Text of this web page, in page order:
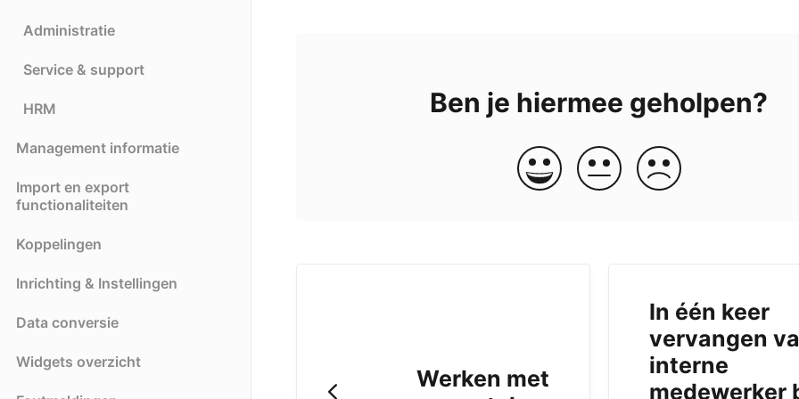
Administratie
Service & support
HRM
Management informatie
Import en export
functionaliteiten
Koppelingen
Inrichting & Instellingen
Data conversie
Widgets overzicht
Ben je hiermee geholpen?
Werken met
In één keer
vervangen
interne
medewerker